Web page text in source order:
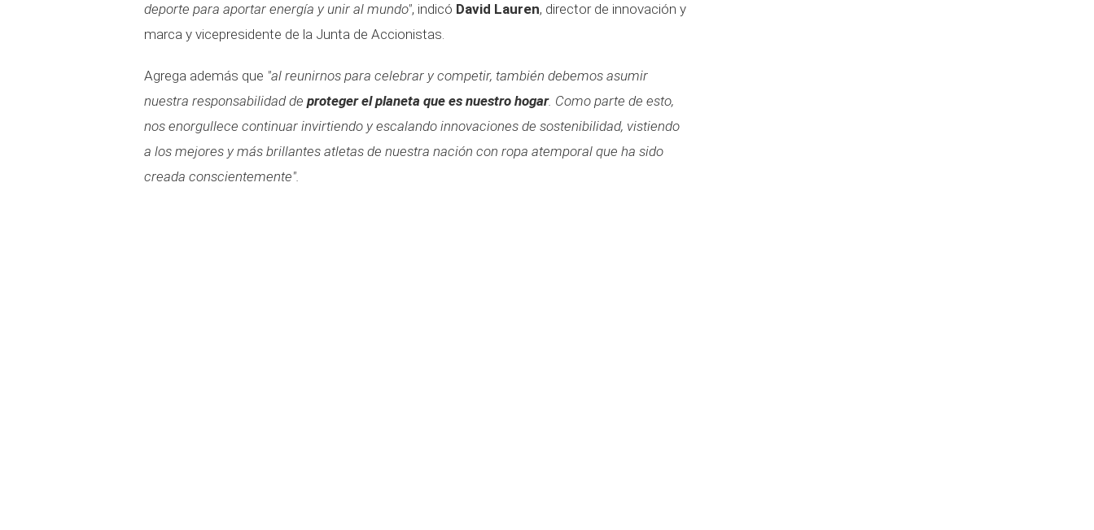
deporte para aportar energía y unir al mundo", indicó David Lauren, director de innovación y
marca y vicepresidente de la Junta de Accionistas.
Agrega además que "al reunirnos para celebrar y competir, también debemos asumir
nuestra responsabilidad de proteger el planeta que es nuestro hogar. Como parte de esto,
nos enorgullece continuar invirtiendo y escalando innovaciones de sostenibilidad, vistiendo
a los mejores y más brillantes atletas de nuestra nación con ropa atemporal que ha sido
creada conscientemente".